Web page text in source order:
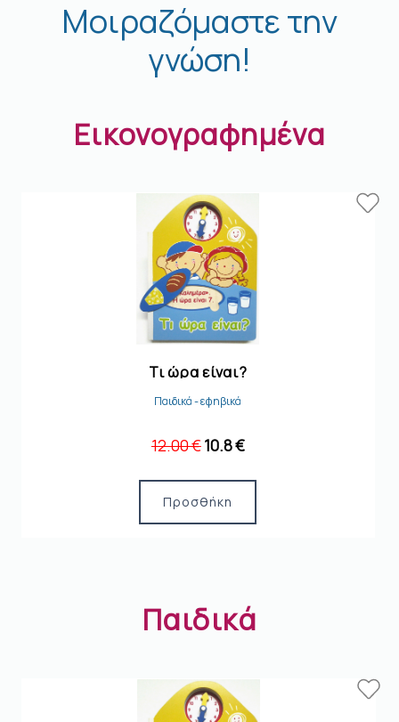
Μοιραζόμαστε την
γνώση!
Εικονογραφημένα
Τι ώρα είναι?
Παιδικά - εφηβικά
12.00 €10.8 €
Προσθήκη
Παιδικά